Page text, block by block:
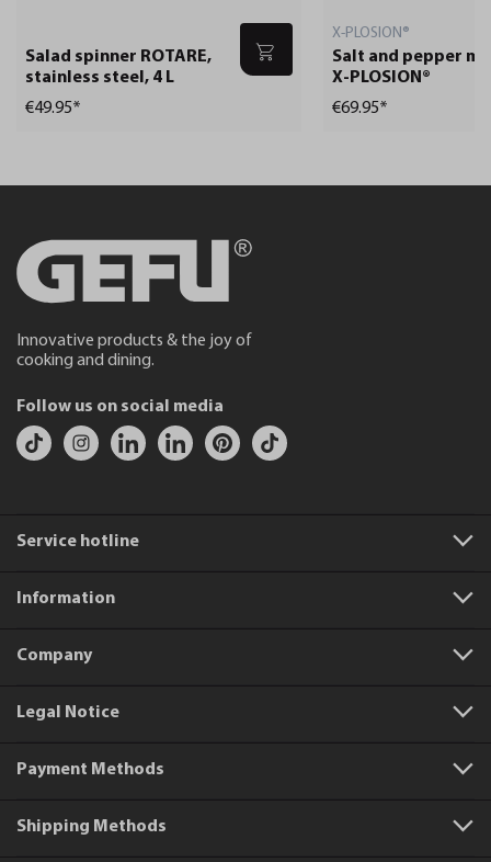
Salad spinner ROTARE,
stainless steel, 4 L
€49.95*
X-PLOSION®
Salt and pepper
X-PLOSION®
€69.95*
Innovative products & the joy of
cooking and dining.
Follow us on social media
Service hotline
Information
Company
Legal Notice
Payment Methods
Shipping Methods